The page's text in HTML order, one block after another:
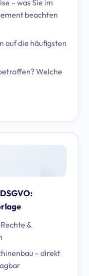
– was Sie im
beachten
auf die häufigsten
Welche
&
– direkt